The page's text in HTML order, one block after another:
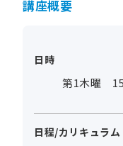
講座概要
日時
第1木曜
日程/カリキュラム